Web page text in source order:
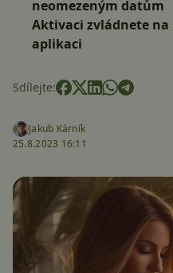
neomezeným datům
Aktivaci zvládnete
aplikaci
Sdílejte:
Jakub Kárník
25.8.2023 16:11